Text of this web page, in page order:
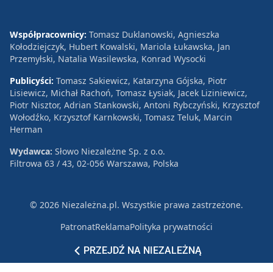
PRZEJDŹ NA NIEZALEŻNĄ
Współpracownicy: Tomasz Duklanowski, Agnieszka
Kołodziejczyk, Hubert Kowalski, Mariola Łukawska, Jan
Przemyłski, Natalia Wasilewska, Konrad Wysocki
Publicyści: Tomasz Sakiewicz, Katarzyna Gójska, Piotr
Lisiewicz, Michał Rachoń, Tomasz Łysiak, Jacek Liziniewicz,
Piotr Nisztor, Adrian Stankowski, Antoni Rybczyński, Krzysztof
Wołodźko, Krzysztof Karnkowski, Tomasz Teluk, Marcin
Herman
Wydawca: Słowo Niezależne Sp. z o.o.
Filtrowa 63 / 43, 02-056 Warszawa, Polska
© 2026 Niezależna.pl. Wszystkie prawa zastrzeżone.
PatronatReklamaPolityka prywatności